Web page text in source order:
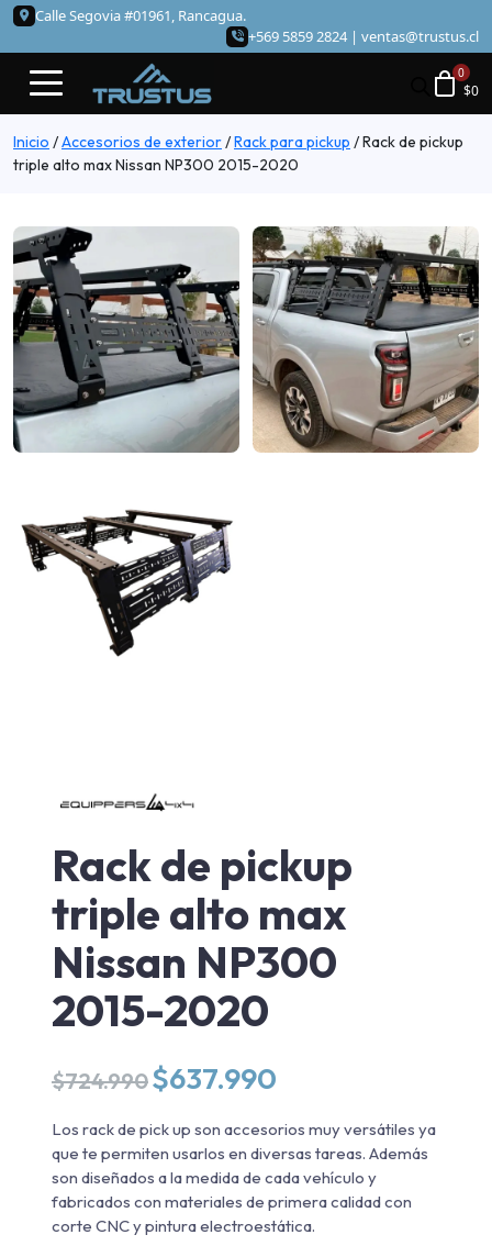
Calle Segovia #01961, Rancagua.
+569 5859 2824 | ventas@trustus.cl
$0
Inicio /Accesorios de exterior/Rack para pickup /Rack de pickup
triple alto max Nissan NP300 2015-2020
Rack de pickup
triple alto max
Nissan NP300
2015-2020
$724.990 El
precio
original
era:
$724.990.
$637.990
actual
es:
$637.990.
Los rack de pick up son accesorios muy versátiles ya
que te permiten usarlos en diversas tareas. Además
son diseñados a la medida de cada vehículo y
fabricados con materiales de primera calidad con
corte CNC y pintura electroestática.